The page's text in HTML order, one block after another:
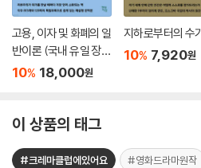
고용, 이자 및 화폐의 일
반이론 (국내 유일 장별
해설 수록)
10% 18,000원
지하로부터의 수기
10% 7,920원
이 상품의 태그
#크레마클럽에있어요 #영화드라마원작